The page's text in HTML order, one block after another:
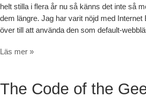
helt stilla i flera år nu så känns det inte så
dem längre. Jag har varit nöjd med Internet
över till att använda den som default-
Thunderbirds are go! och Firefox med…
Läs mer »
The Code of the